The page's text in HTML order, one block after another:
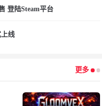
登陆Steam平台
线
更多